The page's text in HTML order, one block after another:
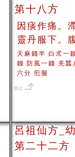
第十八方
因痰作痛。
靈丹服下。
天麻錢半 白朮一
錢 防風一錢 羌蠶
六分 煎服
呂祖仙方_
第二十二方